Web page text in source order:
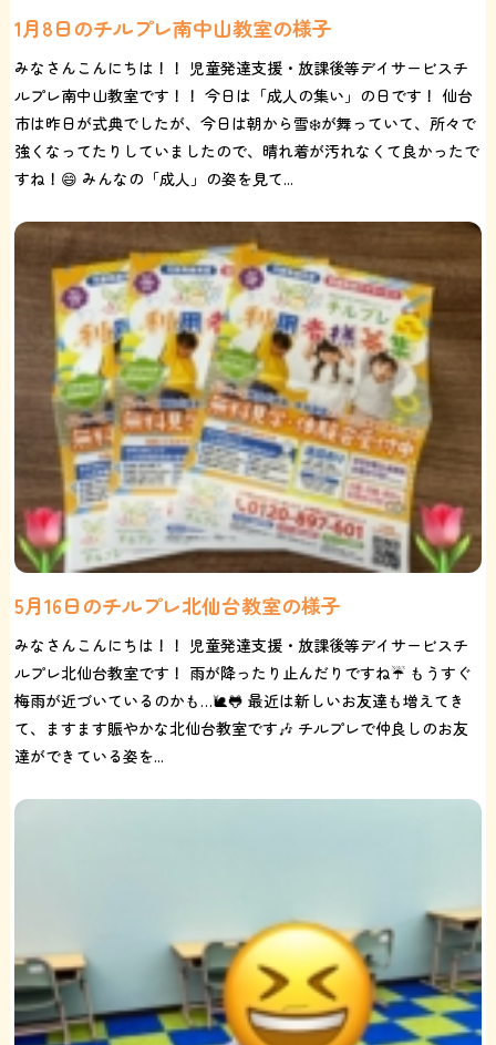
1月8日のチルプレ南中山教室の様子
みなさんこんにちは！！ 児童発達支援・放課後等デイサービスチ
ルプレ南中山教室です！！ 今日は「成人の集い」の日です！ 仙台
市は昨日が式典でしたが、今日は朝から雪❄️が舞っていて、所々で
強くなってたりしていましたので、晴れ着が汚れなくて良かったで
すね！😄 みんなの「成人」の姿を見て...
5月16日のチルプレ北仙台教室の様子
みなさんこんにちは！！ 児童発達支援・放課後等デイサービスチ
ルプレ北仙台教室です！ 雨が降ったり止んだりですね☔️ もうすぐ
梅雨が近づいているのかも…🐌🐸 最近は新しいお友達も増えてき
て、ますます賑やかな北仙台教室です🎶 チルプレで仲良しのお友
達ができている姿を...